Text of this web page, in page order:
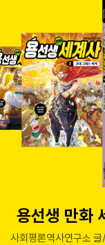
용선생 만화
사회평론역사연구소